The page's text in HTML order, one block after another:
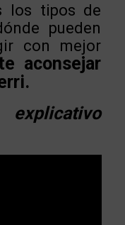
los tipos de
pueden
con mejor
aconsejar